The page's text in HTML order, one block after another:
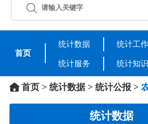
首页
统计数据 统计工作
统计服务 统计知识
首页> 统计数据> 统计公报>
统计数据